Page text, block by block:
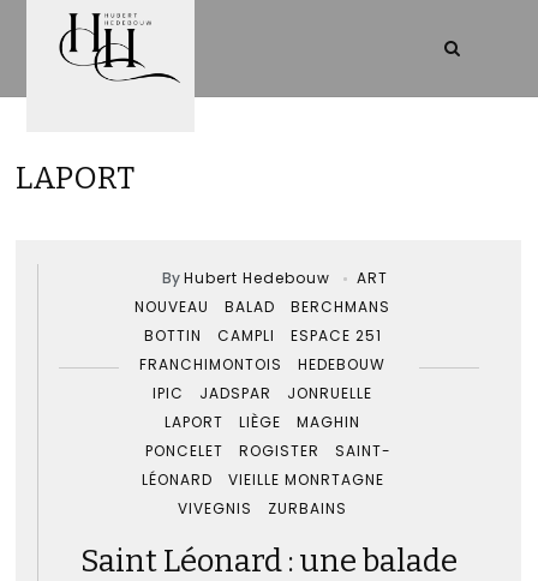
LAPORT
ByHubert Hedebouw
ART
NOUVEAU
BALAD
BERCHMANS
BOTTIN
CAMPLI
ESPACE 251
FRANCHIMONTOIS
HEDEBOUW
IPIC
JADSPAR
JONRUELLE
LAPORT
LIÈGE
MAGHIN
PONCELET
ROGISTER
SAINT-
LÉONARD
VIEILLE MONRTAGNE
VIVEGNIS
ZURBAINS
Saint Léonard : une balade